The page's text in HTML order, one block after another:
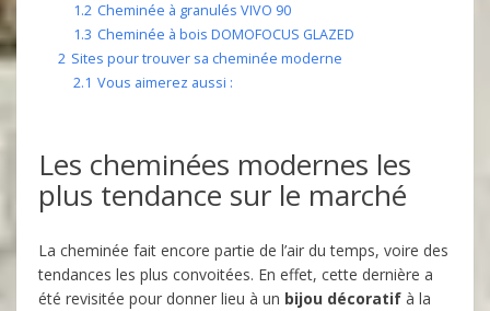
1.2 Cheminée à granulés VIVO 90
1.3 Cheminée à bois DOMOFOCUS GLAZED
2 Sites pour trouver sa cheminée moderne
2.1 Vous aimerez aussi :
Les cheminées modernes les
plus tendance sur le marché
La cheminée fait encore partie de l’air du temps, voire des
tendances les plus convoitées. En effet, cette dernière a
été revisitée pour donner lieu à un bijou décoratif à la